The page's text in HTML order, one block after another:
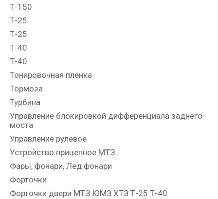
Т-150
Т-25
Т-25
Т-40
Т-40
Тонировочная пленка
Тормоза
Турбина
Управление блокировкой дифференциала заднего
моста
Управление рулевое
Устройство прицепное МТЗ
Фары, фонари, Лед фонари
Форточки
Форточки двери МТЗ ЮМЗ ХТЗ Т-25 Т-40